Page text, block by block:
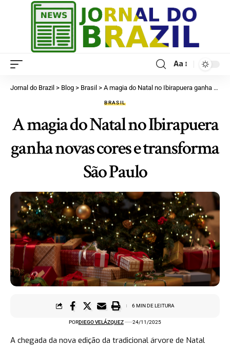
Aa
Jornal do Brazil > Blog > Brasil > A magia do Natal no Ibirapuera ganha novas cores e transforma São Paulo
BRASIL
A magia do Natal no Ibirapuera
ganha novas cores e transforma
São Paulo
PORDIEGO VELÁZQUEZ 24/11/2025
6 MIN DE LEITURA
A chegada da nova edição da tradicional árvore de Natal